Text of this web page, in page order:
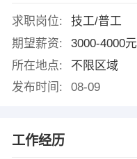
求职岗位:
技工/普工
期望薪资:
3000-4000元
所在地点:
不限区域
发布时间:
08-09
工作经历